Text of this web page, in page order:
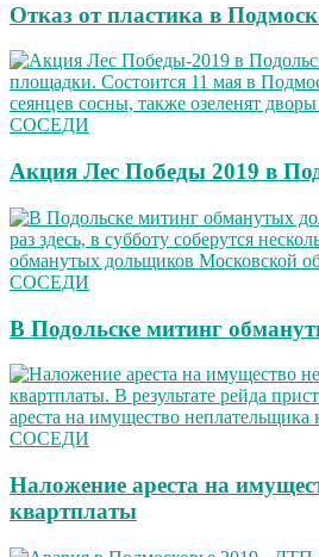
Отказ от пластика в
СОСЕДИ
Акция Лес Победы 2019 в
СОСЕДИ
В Подольске митинг
СОСЕДИ
Наложение ареста на
квартплаты